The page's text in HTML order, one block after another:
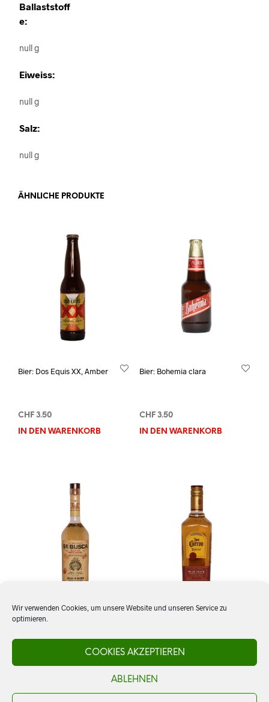
Wir verwenden Cookies, um unsere Website und unseren Service zu
optimieren.
COOKIES AKZEPTIEREN
ABLEHNEN
Ballaststoff
e:
null g
Eiweiss:
null g
Salz:
null g
ÄHNLICHE PRODUKTE
Bier: Dos Equis XX, Amber
CHF 3.50
IN DEN WARENKORB
Bier: Bohemia clara
CHF3.50
IN DEN WARENKORB
Reposado
Especial Reposado
CHF29.00